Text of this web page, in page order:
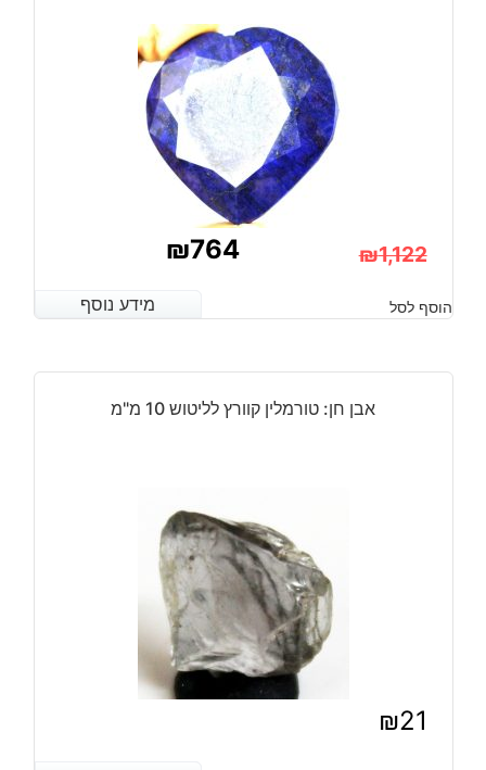
מידה:
12-
19
מ"מ
₪1,122
המקורי
היה:
₪1,122.
₪764
הנוכחי
הוא:
₪764.
מידע נוסף הוסף לסל מידע נוסף
אבן חן: טורמלין קוורץ לליטוש 10 מ"מ
₪21